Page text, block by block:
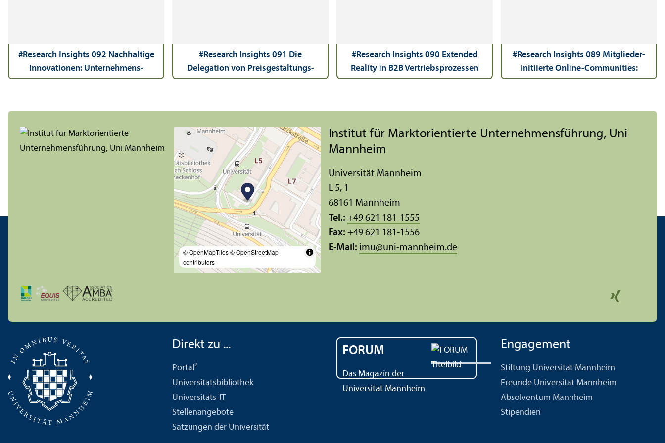
#Research Insights 092 Nachhaltige
Innovationen: Unter­nehmens­
motivation aus der Perspektive der
#Research Insights 091 Die
Delegation von Preisgestaltungs­
befugnissen an Business-to-
suchung praktikabler Hebel
#Research Insights 090 Extended
Reality in B2B Vertriebsprozessen
Eine Implementierung von Extended
Customer Decision Journey
#Research Insights 089 Mitglieder-
initiierte Online-Communities:
Chancen für digitales Marketing
© OpenMapTiles© OpenStreetMap
contributors
Institut für Markt­orientierte Unter­nehmens­führung, Uni
Mannheim
Universität Mannheim
L 5, 1
68161 Mannheim
Tel.: +49 621 181-1555
Fax: +49 621 181-1556
E-Mail: imu@uni-mannheim.de
Direkt zu ...
Portal²
Universitäts­bibliothek
Universitäts-IT
Stellenangebote
Satzungen der Universität
FORUM
Das Magazin der
Universität Mannheim
Engagement
Stiftung Universität Mannheim
Freunde Universität Mannheim
Absolventum Mannheim
Stipendien